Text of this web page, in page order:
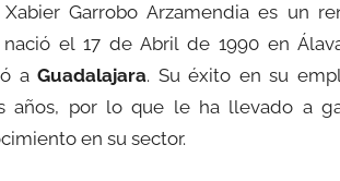
Garrobo Arzamendia es un
nació el 17 de Abril de 1990 en
aGuadalajara. Su éxito en su
años, por lo que le ha llevado a
en su sector.